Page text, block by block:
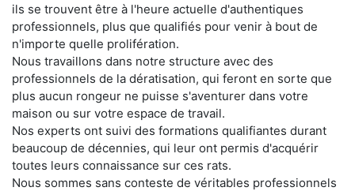
ils se trouvent être à l'heure actuelle d'authentiques
professionnels, plus que qualifiés pour venir à bout de
n'importe quelle prolifération.
Nous travaillons dans notre structure avec des
professionnels de la dératisation, qui feront en sorte que
plus aucun rongeur ne puisse s'aventurer dans votre
maison ou sur votre espace de travail.
Nos experts ont suivi des formations qualifiantes durant
beaucoup de décennies, qui leur ont permis d'acquérir
toutes leurs connaissance sur ces rats.
Nous sommes sans conteste de véritables professionnels